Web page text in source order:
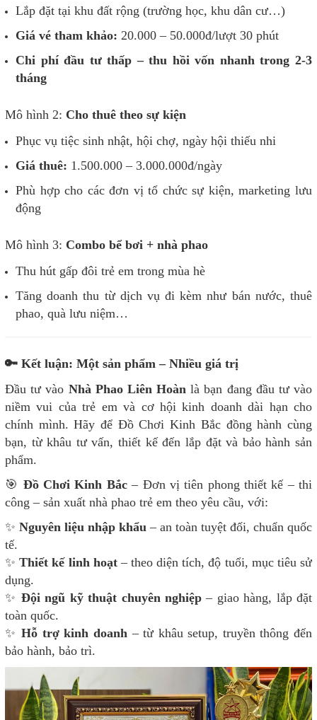
Lắp đặt tại khu đất rộng (trường học, khu dân cư…)
Giá vé tham khảo: 20.000 – 50.000đ/lượt 30 phút
Chi phí đầu tư thấp – thu hồi vốn nhanh trong 2-3
tháng
Mô hình 2: Cho thuê theo sự kiện
Phục vụ tiệc sinh nhật, hội chợ, ngày hội thiếu nhi
Giá thuê: 1.500.000 – 3.000.000đ/ngày
Phù hợp cho các đơn vị tổ chức sự kiện, marketing lưu
động
Mô hình 3: Combo bể bơi + nhà phao
Thu hút gấp đôi trẻ em trong mùa hè
Tăng doanh thu từ dịch vụ đi kèm như bán nước, thuê
phao, quà lưu niệm…
🔑 Kết luận: Một sản phẩm – Nhiều giá trị
Đầu tư vào Nhà Phao Liên Hoàn là bạn đang đầu tư vào
niềm vui của trẻ em và cơ hội kinh doanh dài hạn cho
chính mình. Hãy để Đồ Chơi Kinh Bắc đồng hành cùng
bạn, từ khâu tư vấn, thiết kế đến lắp đặt và bảo hành sản
phẩm.
🎯 Đồ Chơi Kinh Bắc– Đơn vị tiên phong thiết kế – thi
công – sản xuất nhà phao trẻ em theo yêu cầu, với:
✨ Nguyên liệu nhập khẩu – an toàn tuyệt đối, chuẩn quốc
tế.
✨Thiết kế linh hoạt– theo diện tích, độ tuổi, mục tiêu sử
dụng.
✨ Đội ngũ kỹ thuật chuyên nghiệp– giao hàng, lắp đặt
toàn quốc.
✨Hỗ trợ kinh doanh– từ khâu setup, truyền thông đến
bảo hành, bảo trì.